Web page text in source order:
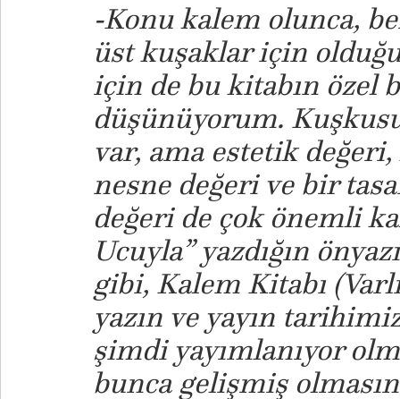
-Konu kalem olunca,
üst kuşaklar için
için de bu kitabın özel
düşünüyorum.
var, ama estetik
nesne değeri ve bir
değeri de çok önemli
Ucuyla” yazdığın
gibi, Kalem Kitabı
yazın ve yayın
şimdi yayımlanıyor
bunca gelişmiş